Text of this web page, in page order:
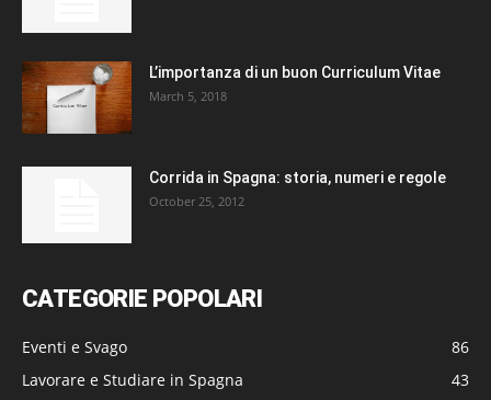
L’importanza di un buon Curriculum Vitae
March 5, 2018
Corrida in Spagna: storia, numeri e regole
October 25, 2012
CATEGORIE POPOLARI
Eventi e Svago
86
Lavorare e Studiare in Spagna
43